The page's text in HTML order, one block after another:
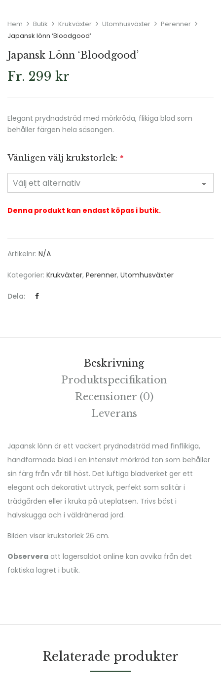
Hem Butik Krukväxter Utomhusväxter
Perenner
Japansk lönn ‘Bloodgood’
Japansk Lönn ‘Bloodgood’
Fr. 299 kr
Elegant prydnadsträd med mörkröda, flikiga blad som
behåller färgen hela säsongen.
Vänligen välj krukstorlek: *
Denna produkt kan endast köpas i butik.
Artikelnr: N/A
Kategorier: Krukväxter, Perenner, Utomhusväxter
Dela:
Beskrivning
Produktspecifikation
Recensioner (0)
Leverans
Japansk lönn är ett vackert prydnadsträd med finflikiga,
handformade blad i en intensivt mörkröd ton som behåller
sin färg från vår till höst. Det luftiga bladverket ger ett
elegant och dekorativt uttryck, perfekt som solitär i
trädgården eller i kruka på uteplatsen. Trivs bäst i
halvskugga och i väldränerad jord.
Bilden visar krukstorlek 26 cm.
Observera att lagersaldot online kan avvika från det
faktiska lagret i butik.
Relaterade produkter